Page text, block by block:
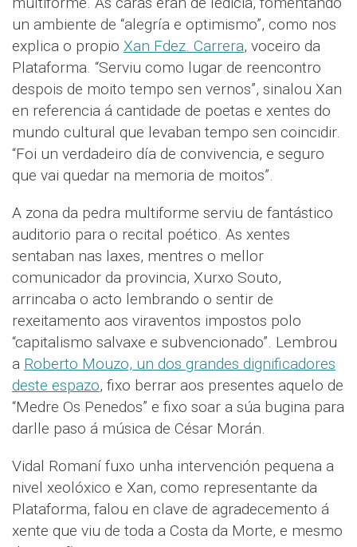
un ambiente de “alegría e optimismo”, como nos
explica o propio Xan Fdez. Carrera, voceiro da
Plataforma. “Serviu como lugar de reencontro
despois de moito tempo sen vernos”, sinalou Xan
en referencia á cantidade de poetas e xentes do
mundo cultural que levaban tempo sen coincidir.
“Foi un verdadeiro día de convivencia, e seguro
que vai quedar na memoria de moitos”.
A zona da pedra multiforme serviu de fantástico
auditorio para o recital poético. As xentes
sentaban nas laxes, mentres o mellor
comunicador da provincia, Xurxo Souto,
arrincaba o acto lembrando o sentir de
rexeitamento aos viraventos impostos polo
“capitalismo salvaxe e subvencionado”. Lembrou
a Roberto Mouzo, un dos grandes dignificadores
deste espazo, fixo berrar aos presentes aquelo de
“Medre Os Penedos” e fixo soar a súa bugina para
darlle paso á música de César Morán.
Vidal Romaní fuxo unha intervención pequena a
nivel xeolóxico e Xan, como representante da
Plataforma, falou en clave de agradecemento á
xente que viu de toda a Costa da Morte, e mesmo